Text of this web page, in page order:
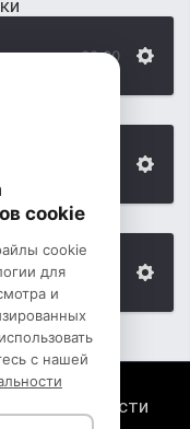
00:00
крики
cookie
cookie
для
и
с нашей